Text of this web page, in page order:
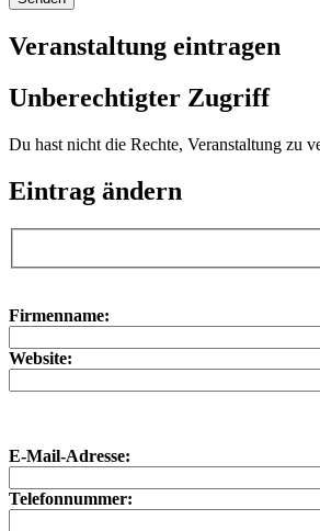
Veranstaltung eintragen
Unberechtigter Zugriff
Du hast nicht die Rechte, Veranstaltung zu
Eintrag ändern
Firmenname:
Website:
E-Mail-Adresse:
Telefonnummer: